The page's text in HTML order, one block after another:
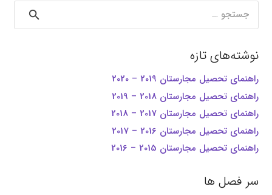
جستجو
برای:
نوشته‌های تازه
راهنمای تحصیل مجارستان 2019 – 2020
راهنمای تحصیل مجارستان 2018 – 2019
راهنمای تحصیل مجارستان 2017 – 2018
راهنمای تحصیل مجارستان 2016 – 2017
راهنمای تحصیل مجارستان 2015 – 2016
سر فصل ها